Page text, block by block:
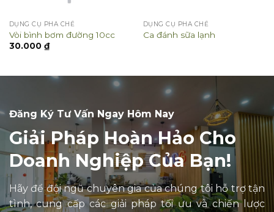
DỤNG CỤ PHA CHẾ
Vòi bình bơm đường 10cc
30.000 ₫
DỤNG CỤ PHA CHẾ
Ca đánh sữa lạnh
Đăng Ký Tư Vấn Ngay Hôm Nay
Giải Pháp Hoàn Hảo Cho
Doanh Nghiệp Của Bạn!
Hãy để đội ngũ chuyên gia của chúng tôi hỗ trợ tận
tình, cung cấp các giải pháp tối ưu và chiến lược